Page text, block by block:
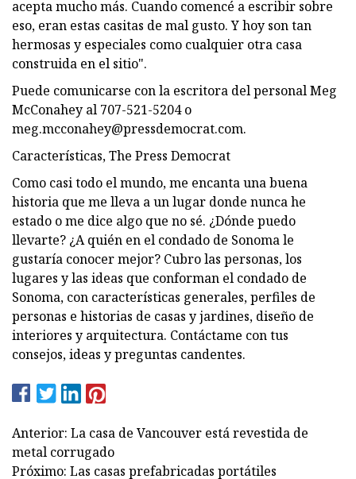
acepta mucho más. Cuando comencé a escribir sobre
eso, eran estas casitas de mal gusto. Y hoy son tan
hermosas y especiales como cualquier otra casa
construida en el sitio".
Puede comunicarse con la escritora del personal Meg
McConahey al 707-521-5204 o
meg.mcconahey@pressdemocrat.com.
Características, The Press Democrat
Como casi todo el mundo, me encanta una buena
historia que me lleva a un lugar donde nunca he
estado o me dice algo que no sé. ¿Dónde puedo
llevarte? ¿A quién en el condado de Sonoma le
gustaría conocer mejor? Cubro las personas, los
lugares y las ideas que conforman el condado de
Sonoma, con características generales, perfiles de
personas e historias de casas y jardines, diseño de
interiores y arquitectura. Contáctame con tus
consejos, ideas y preguntas candentes.
Anterior: La casa de Vancouver está revestida de
metal corrugado
Próximo: Las casas prefabricadas portátiles